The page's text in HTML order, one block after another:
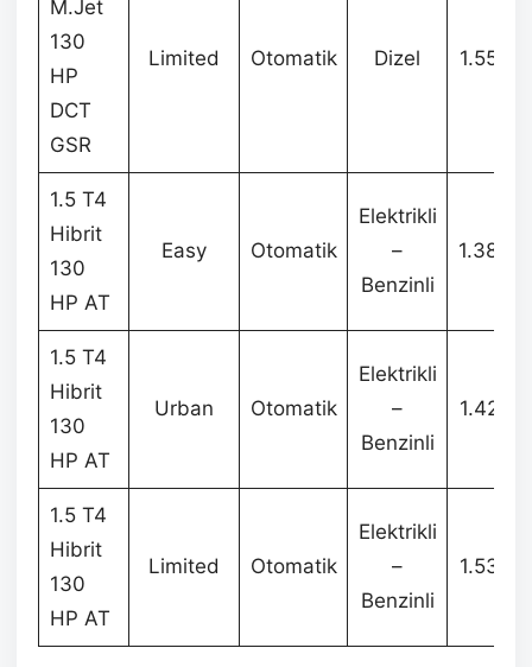
M.Jet
130
HP
DCT
GSR
Limited Otomatik Dizel
1.5 T4
Hibrit
130
HP AT
Easy Otomatik
Elektrikli
–
Benzinli
1.5 T4
Hibrit
130
HP AT
Urban Otomatik
Elektrikli
–
Benzinli
1.5 T4
Hibrit
130
HP AT
Limited Otomatik
Elektrikli
–
Benzinli